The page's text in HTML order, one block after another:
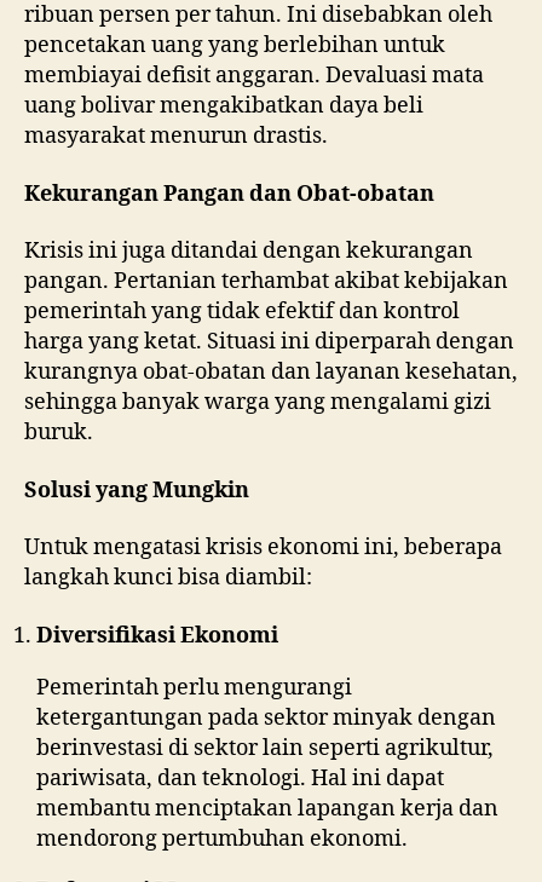
ribuan persen per tahun. Ini disebabkan oleh
pencetakan uang yang berlebihan untuk
membiayai defisit anggaran. Devaluasi mata
uang bolivar mengakibatkan daya beli
masyarakat menurun drastis.
Kekurangan Pangan dan Obat-obatan
Krisis ini juga ditandai dengan kekurangan
pangan. Pertanian terhambat akibat kebijakan
pemerintah yang tidak efektif dan kontrol
harga yang ketat. Situasi ini diperparah dengan
kurangnya obat-obatan dan layanan kesehatan,
sehingga banyak warga yang mengalami gizi
buruk.
Solusi yang Mungkin
Untuk mengatasi krisis ekonomi ini, beberapa
langkah kunci bisa diambil:
Diversifikasi Ekonomi
Pemerintah perlu mengurangi
ketergantungan pada sektor minyak dengan
berinvestasi di sektor lain seperti agrikultur,
pariwisata, dan teknologi. Hal ini dapat
membantu menciptakan lapangan kerja dan
mendorong pertumbuhan ekonomi.